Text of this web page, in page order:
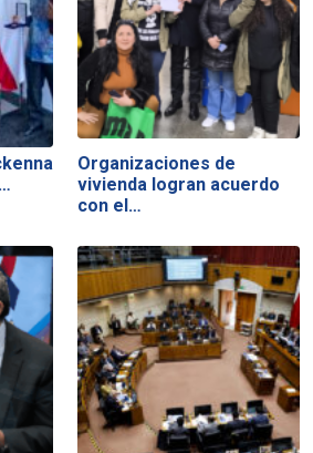
Organizaciones de
vivienda logran acuerdo
con el…